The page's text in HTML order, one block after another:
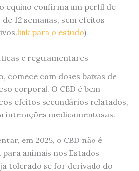
equino confirma um perfil de
12 semanas, sem efeitos
link para o estudo)
e regulamentares
comece com doses baixas de
corporal. O CBD é bem
efeitos secundários relatados,
interações medicamentosas.
em 2025, o CBD não é
para animais nos Estados
tolerado se for derivado do